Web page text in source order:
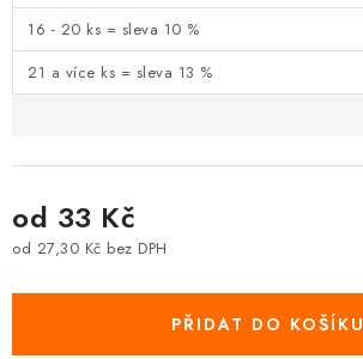
16 - 20 ks = sleva 10 %
21 a více ks = sleva 13 %
od 33 Kč
od 27,30 Kč bez DPH
PŘIDAT DO KOŠÍKU